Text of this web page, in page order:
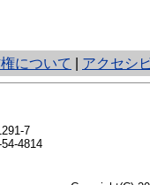
について アクセシ
7
4814